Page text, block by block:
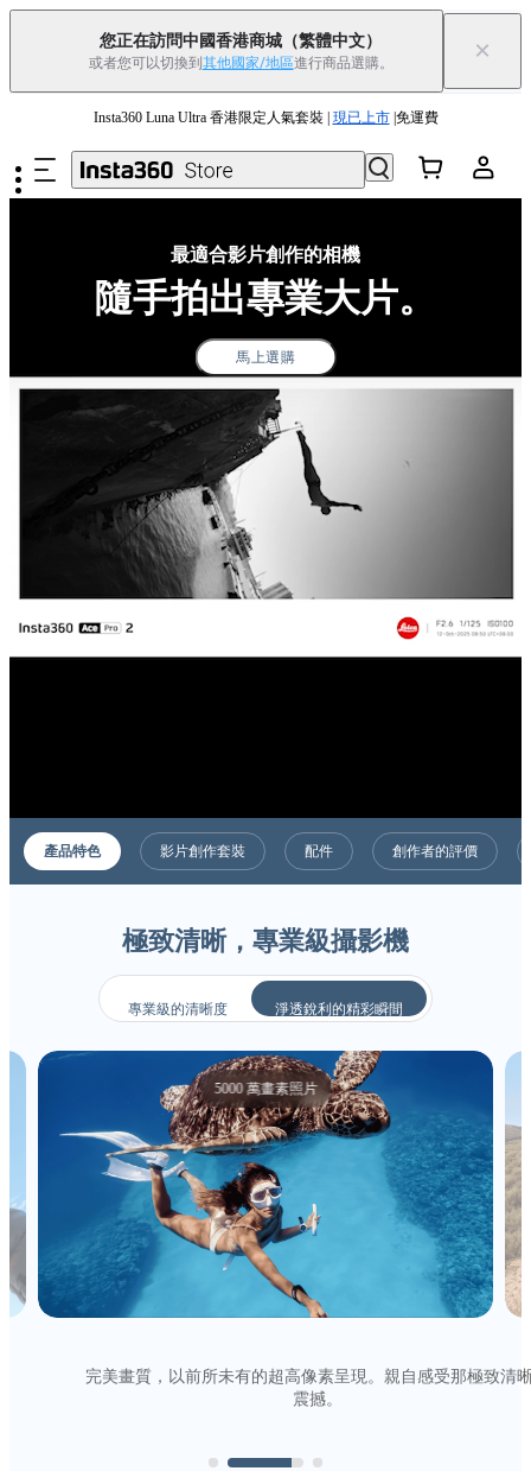
您正在訪問中國香港商城 （繁體中文）
或者您可以切換到 其他國家/地區進行商品選購。 ×
Insta360 Luna Ultra 香港限定人氣套裝 | 現已上市|免運費
夏季優惠 | 精選商品低至 立即選購
舊機換新機，享現金回饋或優惠券|了解更多
Insta360 Luna Ultra 香港限定人氣套裝 |現已上市 |免運費
最適合影片創作的相機
隨手拍出專業大片。
馬上選購
產品特色 影片創作套裝 配件 創作者的評價
極致清晰，專業級攝影機
專業級的清晰度 淨透銳利的精彩瞬間
5000 萬畫素照片
完美畫質，以前所未有的超高像素呈現。親自感受那極致清
震撼。